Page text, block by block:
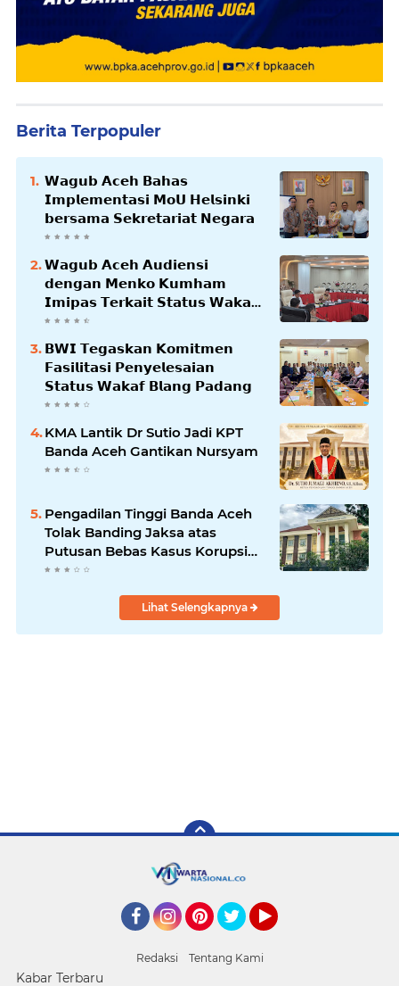
Berita Terpopuler
𝗪𝗮𝗴𝘂𝗯 𝗔𝗰𝗲𝗵 𝗕𝗮𝗵𝗮𝘀
𝗜𝗺𝗽𝗹𝗲𝗺𝗲𝗻𝘁𝗮𝘀𝗶 𝗠𝗼𝗨 𝗛𝗲𝗹𝘀𝗶𝗻𝗸𝗶
𝗯𝗲𝗿𝘀𝗮𝗺𝗮 𝗦𝗲𝗸𝗿𝗲𝘁𝗮𝗿𝗶𝗮𝘁 𝗡𝗲𝗴𝗮𝗿𝗮
𝗪𝗮𝗴𝘂𝗯 𝗔𝗰𝗲𝗵 𝗔𝘂𝗱𝗶𝗲𝗻𝘀𝗶
𝗱𝗲𝗻𝗴𝗮𝗻 𝗠𝗲𝗻𝗸𝗼 𝗞𝘂𝗺𝗵𝗮𝗺
𝗜𝗺𝗶𝗽𝗮𝘀 𝗧𝗲𝗿𝗸𝗮𝗶𝘁 𝗦𝘁𝗮𝘁𝘂𝘀 𝗪𝗮𝗸𝗮𝗳
𝗕𝗹𝗮𝗻𝗴𝗽𝗮𝗱𝗮𝗻𝗴
𝗕𝗪𝗜 𝗧𝗲𝗴𝗮𝘀𝗸𝗮𝗻 𝗞𝗼𝗺𝗶𝘁𝗺𝗲𝗻
𝗙𝗮𝘀𝗶𝗹𝗶𝘁𝗮𝘀𝗶 𝗣𝗲𝗻𝘆𝗲𝗹𝗲𝘀𝗮𝗶𝗮𝗻
𝗦𝘁𝗮𝘁𝘂𝘀 𝗪𝗮𝗸𝗮𝗳 𝗕𝗹𝗮𝗻𝗴 𝗣𝗮𝗱𝗮𝗻𝗴
KMA Lantik Dr Sutio Jadi KPT
Banda Aceh Gantikan Nursyam
Pengadilan Tinggi Banda Aceh
Tolak Banding Jaksa atas
Putusan Bebas Kasus Korupsi
Wastafel
Lihat Selengkapnya
Redaksi Tentang Kami
Kabar Terbaru